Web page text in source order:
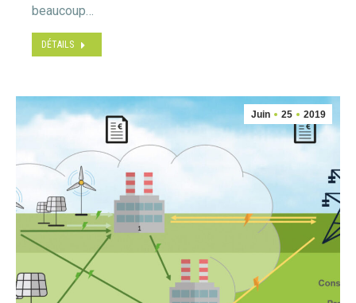
beaucoup…
DÉTAILS
Juin 25 2019